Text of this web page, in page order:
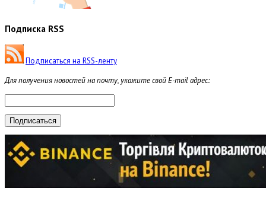
Подписка RSS
Подписаться на RSS-ленту
Для получения новостей на почту, укажите свой E-mail адрес: